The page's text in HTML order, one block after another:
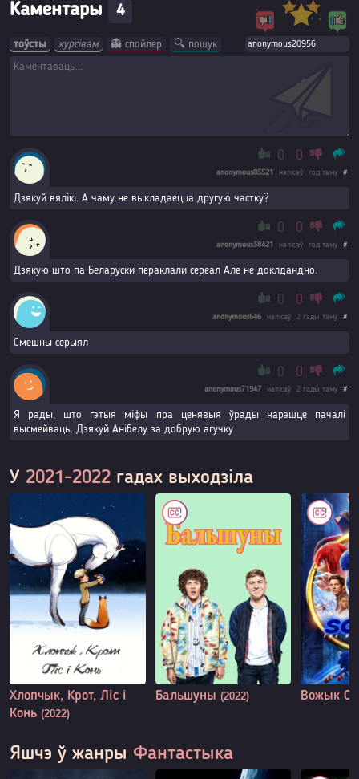
Каментары 4
тоўсты курсівам 👻 спойлер 🔍 пошук
0 0
anonymous85521 напісаў год таму #
Дзякуй вялікі. А чаму не выкладаецца другую частку?
0 0
anonymous38421 напісаў год таму #
Дзякую што па Беларуски пераклали сереал Але не доклдандно.
0 0
anonymous646 напісаў 2 гады таму #
Смешны серыял
0 0
anonymous71947 напісаў 2 гады таму #
Я рады, што гэтыя міфы пра ценявыя ўрады нарэшце пачалі
высмейваць. Дзякуй Анібелу за добрую агучку
У 2021-2022 гадах выходзіла
Хлопчык, Крот, Ліс і
Конь (2022)
Бальшуны (2022) Вожык
Яшчэ ў жанры Фантастыка